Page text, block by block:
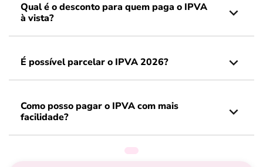
Qual é o desconto para quem paga o IPVA
à vista?
É possível parcelar o IPVA 2026?
Como posso pagar o IPVA com mais
facilidade?